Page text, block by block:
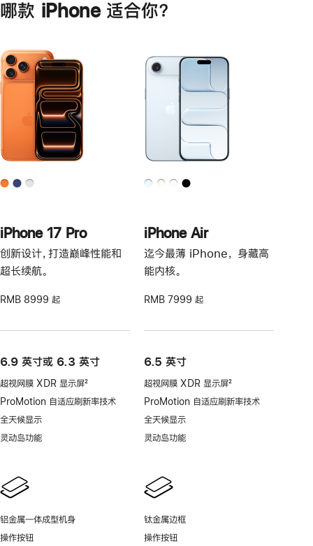
哪款 iPhone 适合你？
iPhone 17 Pro
创新设计，打造巅峰性能和
超长续航。
RMB 8999 起
6.9 英寸或 6.3 英寸
超视网膜 XDR 显示屏
脚
2
ProMotion 自适应刷新率技术
全天候显示
灵动岛功能
铝金属一体成型机身
操作按钮
iPhone Air
迄今最薄 iPhone， 身藏高
能内核。
RMB 7999 起
6.5 英寸
超视网膜 XDR 显示屏
脚
2
ProMotion 自适应刷新率技术
全天候显示
灵动岛功能
钛金属边框
操作按钮